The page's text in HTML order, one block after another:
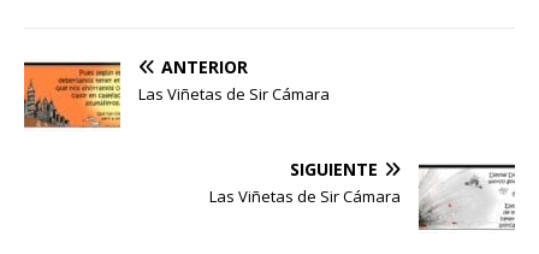
ANTERIOR
Las Viñetas de Sir Cámara
SIGUIENTE
Las Viñetas de Sir Cámara